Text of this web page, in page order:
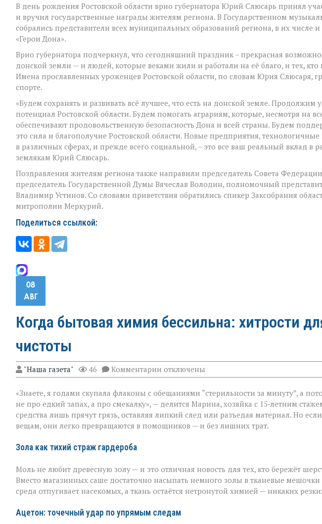
сохранять
и
развивать
всё
есть
на
донской
В день рождения Ростовской области врио губернатора Юрий Слюсарь принял
и вручил государственные награды жителям региона. В Государственном
собрались представители всех муниципальных образований региона, в их числе
«Герои Дона».
Врио губернатора подчеркнул, что сегодняшний праздник – прекрасная
донской земли — и людей, которые веками жили и работали на её благо, и тех,
Имена прославленных уроженцев Ростовской области, по словам Юрия Слюсаря,
спорте.
«Будем сохранять и развивать всё лучшее, что есть на донской земле.
потенциал Ростовской области. Будем помогать аграриям, которые, несмотря на
обеспечивают продовольственную безопасность Дона и всей страны. Будем
это сила и благополучие Ростовской области. Новые предприятия,
в различных сферах, и прежде всего социальной, – это все ваш реальный вклад в
землякам Юрий Слюсарь.
Поздравления жителям региона также направили председатель Совета
председатель Государственной Думы Вячеслав Володин, полномочный
Владимир Устинов. Со словами приветствия обратились спикер Заксобрания
митрополии Меркурий.
Поделиться ссылкой:
08
АВГ
Когда бытовая химия бессильна: хитрости
чистоты
"Наша газета" 46 Комментарии к
записи
бытовая
химия
бессильна:
хитрости
для
отключены
«Знаете, я годами скупала флаконы с обещаниями “стерильности за минуту”, а
не про едкий запах, а про смекалку», — делится Марина, хозяйка с 15‑летним
средства лишь прячут грязь, оставляя липкий след или разъедая материал. Но
вещам, они легко превращаются в помощников — и без лишних трат.
Зола как тихий страж гардероба
Моль не любит древесную золу — и это отличная новость для тех, кто бережёт
Вместо магазинных саше достаточно насыпать немного золы в тканевые
среда отпугивает насекомых, а ткань остаётся нетронутой химией — никаких
Ацетон: точечный удар по упрямым следам